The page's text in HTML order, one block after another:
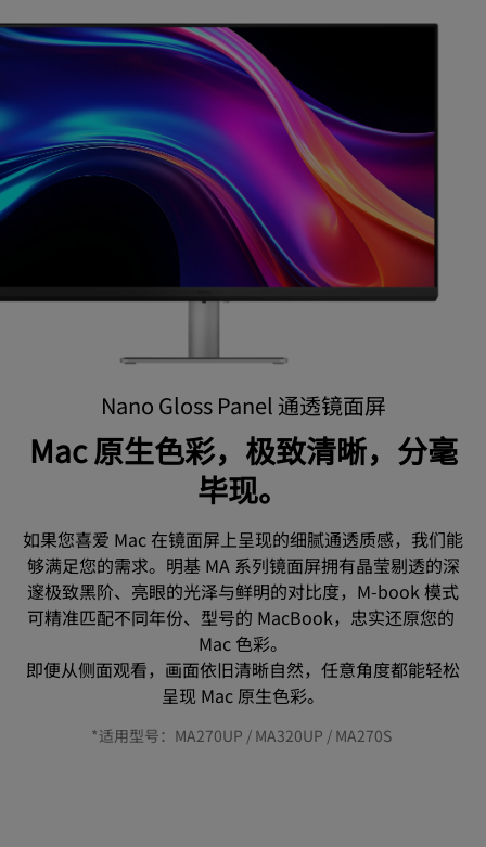
Nano Gloss Panel 通透镜面屏
Mac 原生色彩，极致清晰，分毫
毕现。
如果您喜爱 Mac 在镜面屏上呈现的细腻通透质感，我们能
够满足您的需求。明基 MA 系列镜面屏拥有晶莹剔透的深
邃极致黑阶、亮眼的光泽与鲜明的对比度，M-book 模式
可精准匹配不同年份、型号的 MacBook，忠实还原您的
Mac 色彩。
即便从侧面观看，画面依旧清晰自然，任意角度都能轻松